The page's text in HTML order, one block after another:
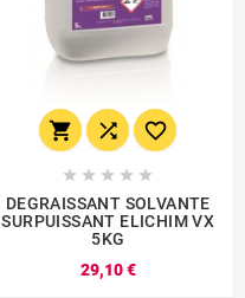
  
    
DEGRAISSANT SOLVANTE
SURPUISSANT ELICHIM VX
5KG
29,10 €